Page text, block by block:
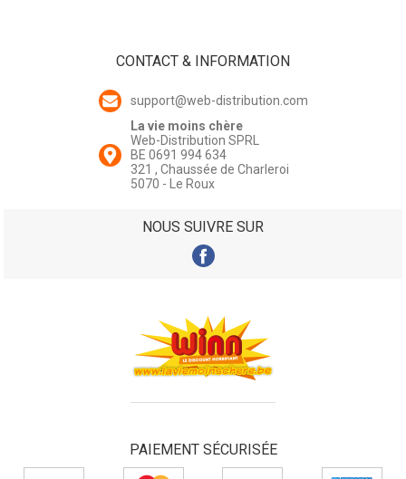
CONTACT & INFORMATION
support@web-distribution.com
La vie moins chère
Web-Distribution SPRL
BE 0691 994 634
321 , Chaussée de Charleroi
5070 - Le Roux
NOUS SUIVRE SUR
PAIEMENT SÉCURISÉE